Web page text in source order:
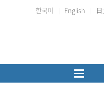
한국어 English